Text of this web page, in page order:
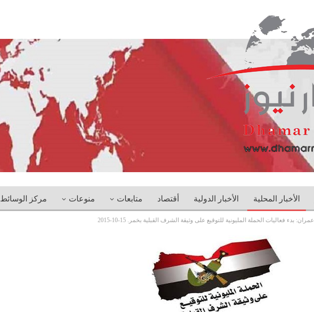
الأخبار المحلية الأخبار الدولية أقتصاد متابعات منوعات مركز الوسائط
عمران: بدء فعاليات الحملة المليونية للتوقيع على وثيقة الشرف القبلية بخمر. 15-10-2015